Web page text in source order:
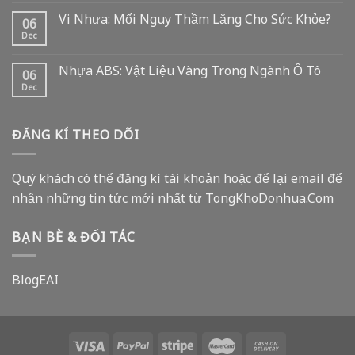
06
Dec
Vi Nhựa: Mối Nguy Thầm Lặng Cho Sức Khỏe?
06
Dec
Nhựa ABS: Vật Liệu Vàng Trong Ngành Ô Tô
ĐĂNG KÍ THEO DÕI
Quý khách có thể đăng kí tài khoản hoặc để lại email để
nhận những tin tức mới nhất từ TongKhoDonhua.Com
BẠN BÈ & ĐỐI TÁC
BlogEAI